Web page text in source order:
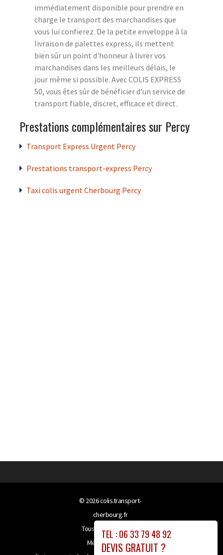
immédiatement disponible pour prendre en
charge le transport des marchandises que
vous lui confierez. De la petite enveloppe à la
livraison de palettes express, ils mettent
bien sûr un point d'honneur à livrer vos
marchandises dans les meilleurs délais, le
jour même si possible. Avec COLIS EXPRESS
50, vous êtes sûr de bénéficier d'un service de
transport fiable, discret, efficace et direct.
Prestations complémentaires sur Percy
Transport Express Urgent Percy
Prestations transport-express Percy
Taxi colis urgent Cherbourg Percy
TEL : 06 33 79 48 92
DEVIS GRATUIT ?
© 2026colis.transport-
cherbourg.fr
Tous droits réservés
Mentions légales